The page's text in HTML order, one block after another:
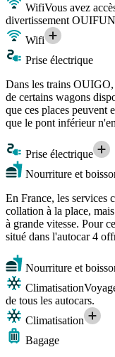
WifiVous avez
divertissement
Wifi
Prise électrique
Dans les trains OUIGO,
de certains wagons
que ces places peuvent
que le pont inférieur
Prise électrique
Nourriture et
En France, les services
collation à la place,
à grande vitesse. Pour
situé dans l'autocar 4
Nourriture et
Climatisation
de tous les autocars.
Climatisation
Bagage